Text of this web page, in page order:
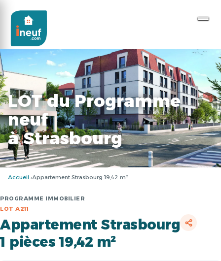
LOT du Programme
neuf
à Strasbourg
Accueil Appartement Strasbourg 19,42 m²
PROGRAMME IMMOBILIER
LOT A211
Appartement Strasbourg
1 pièces 19,42 m²